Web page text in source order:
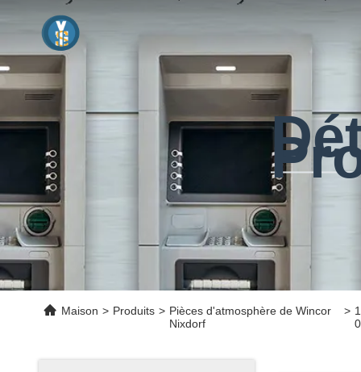
Maison > Produits > Pièces d'atmosphère de Wincor
Nixdorf
>